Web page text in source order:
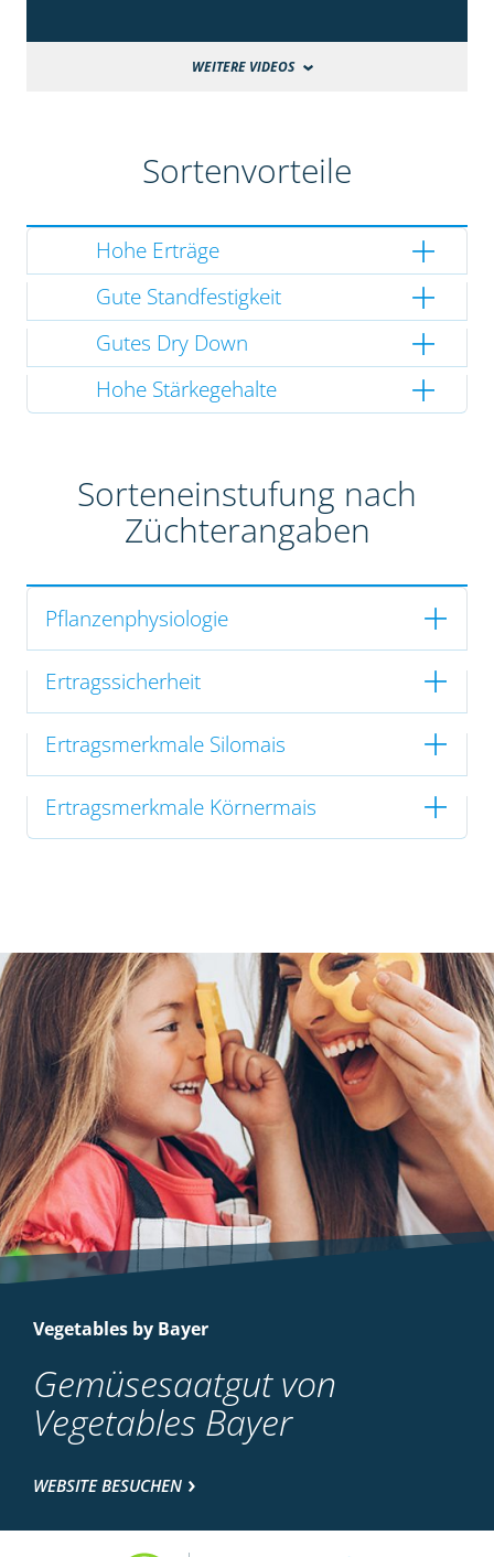
WEITERE VIDEOS
Sortenvorteile
Hohe Erträge
Gute Standfestigkeit
Gutes Dry Down
Hohe Stärkegehalte
Sorteneinstufung nach
Züchterangaben
Pflanzenphysiologie
Ertragssicherheit
Ertragsmerkmale Silomais
Ertragsmerkmale Körnermais
Vegetables by Bayer
Gemüsesaatgut von
Vegetables Bayer
WEBSITE BESUCHEN